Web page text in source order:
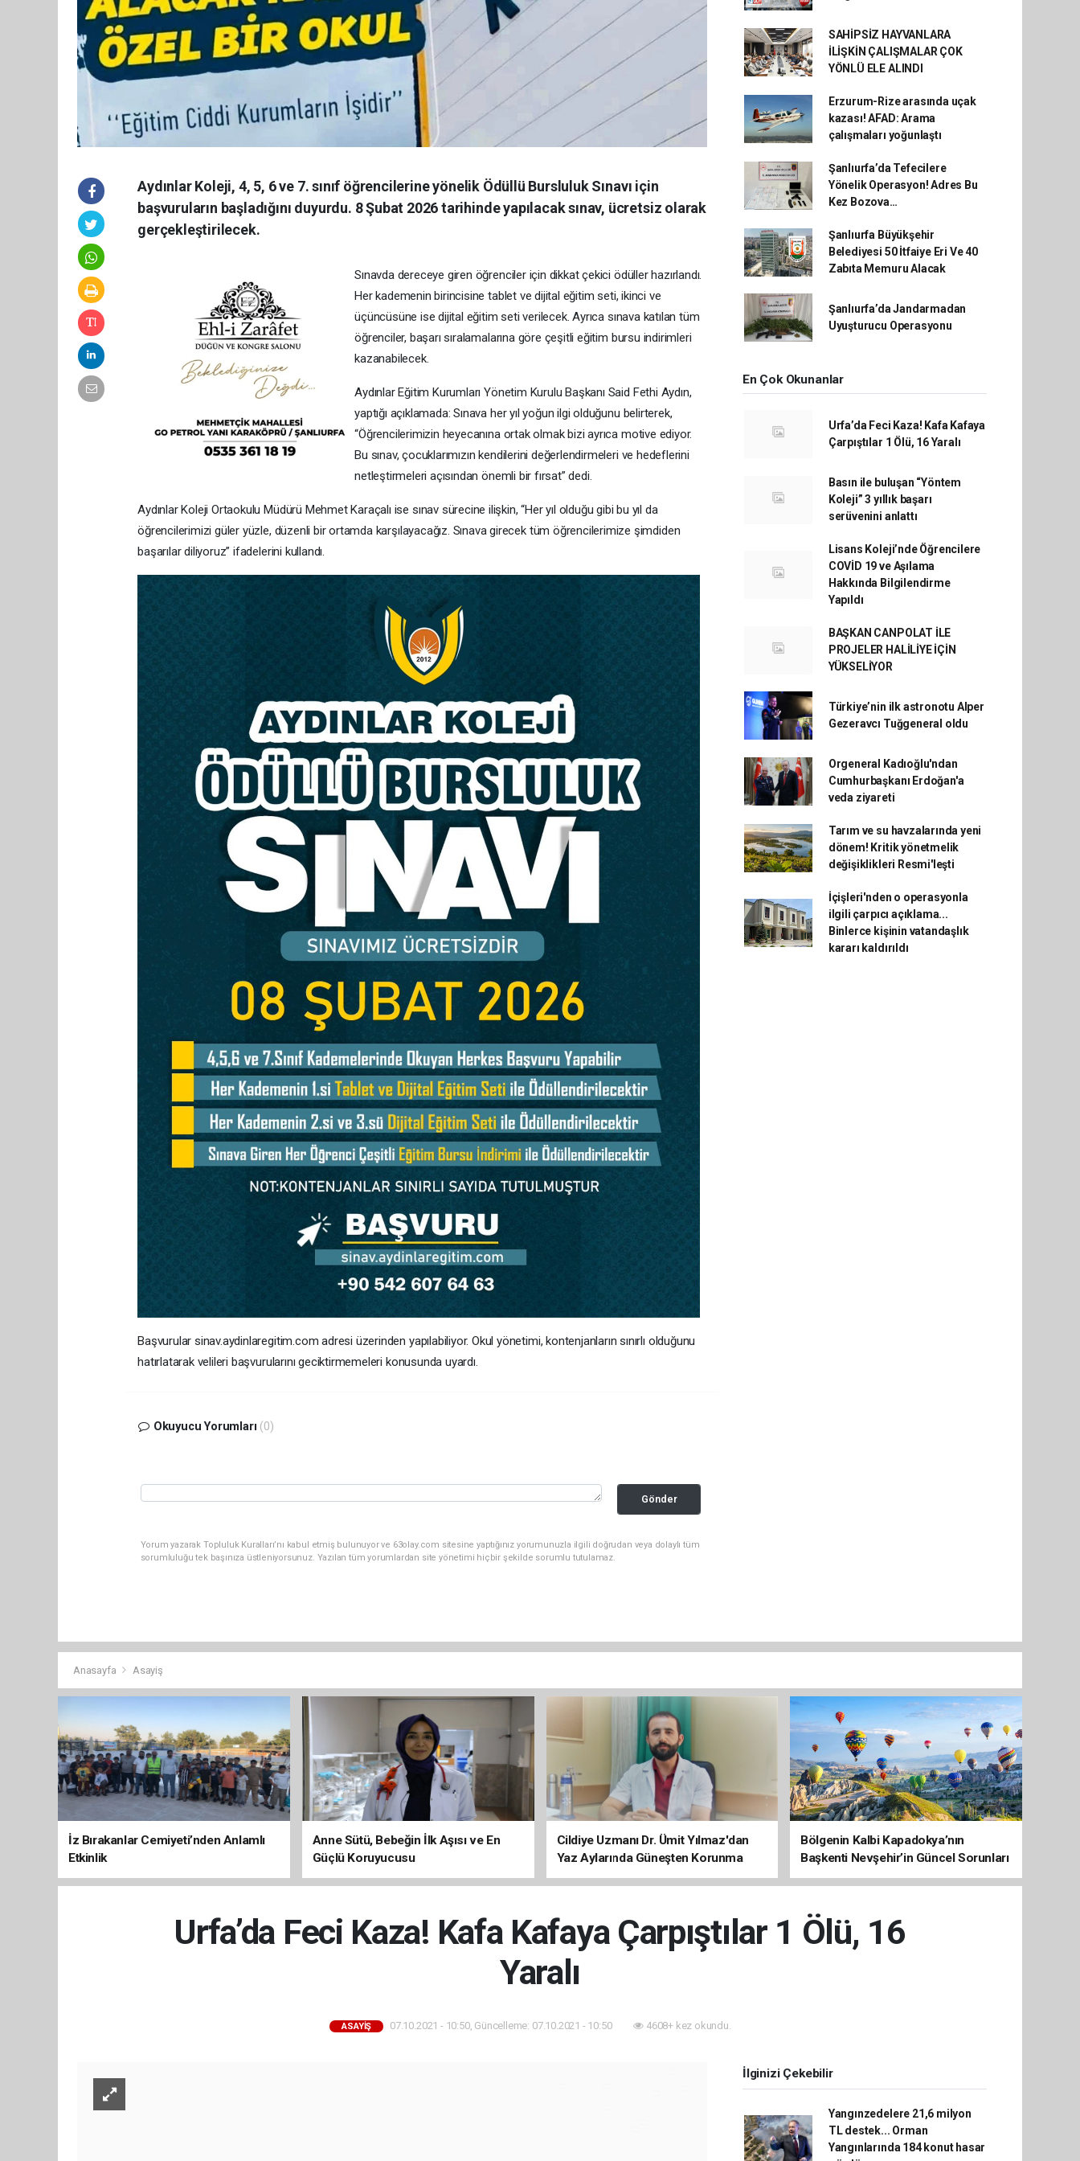
Aydınlar Koleji, 4, 5, 6 ve 7. sınıf öğrencilerine yönelik Ödüllü Bursluluk Sınavı için
başvuruların başladığını duyurdu. 8 Şubat 2026 tarihinde yapılacak sınav, ücretsiz olarak
gerçekleştirilecek.
Sınavda dereceye giren öğrenciler için dikkat çekici ödüller hazırlandı.
Her kademenin birincisine tablet ve dijital eğitim seti, ikinci ve
üçüncüsüne ise dijital eğitim seti verilecek. Ayrıca sınava katılan tüm
öğrenciler, başarı sıralamalarına göre çeşitli eğitim bursu indirimleri
kazanabilecek.
Aydınlar Eğitim Kurumları Yönetim Kurulu Başkanı Said Fethi Aydın,
yaptığı açıklamada: Sınava her yıl yoğun ilgi olduğunu belirterek,
“Öğrencilerimizin heyecanına ortak olmak bizi ayrıca motive ediyor.
Bu sınav, çocuklarımızın kendilerini değerlendirmeleri ve hedeflerini
netleştirmeleri açısından önemli bir fırsat” dedi.
Aydınlar Koleji Ortaokulu Müdürü Mehmet Karaçalı ise sınav sürecine ilişkin, “Her yıl olduğu gibi bu yıl da
öğrencilerimizi güler yüzle, düzenli bir ortamda karşılayacağız. Sınava girecek tüm öğrencilerimize şimdiden
başarılar diliyoruz” ifadelerini kullandı.
Başvurular sinav.aydinlaregitim.com adresi üzerinden yapılabiliyor. Okul yönetimi, kontenjanların sınırlı olduğunu
hatırlatarak velileri başvurularını geciktirmemeleri konusunda uyardı.
Okuyucu Yorumları (0)
Gönder
Yorum yazarak Topluluk Kuralları’nı kabul etmiş bulunuyor ve 63olay.com sitesine yaptığınız yorumunuzla ilgili doğrudan veya dolaylı tüm
sorumluluğu tek başınıza üstleniyorsunuz. Yazılan tüm yorumlardan site yönetimi hiçbir şekilde sorumlu tutulamaz.
SAHİPSİZ HAYVANLARA
İLİŞKİN ÇALIŞMALAR ÇOK
YÖNLÜ ELE ALINDI
Erzurum-Rize arasında uçak
kazası! AFAD: Arama
çalışmaları yoğunlaştı
Şanlıurfa’da Tefecilere
Yönelik Operasyon! Adres Bu
Kez Bozova…
Şanlıurfa Büyükşehir
Belediyesi 50 İtfaiye Eri Ve 40
Zabıta Memuru Alacak
Şanlıurfa’da Jandarmadan
Uyuşturucu Operasyonu
En Çok Okunanlar
Urfa’da Feci Kaza! Kafa Kafaya
Çarpıştılar 1 Ölü, 16 Yaralı
Basın ile buluşan “Yöntem
Koleji” 3 yıllık başarı
serüvenini anlattı
Lisans Koleji’nde Öğrencilere
COVİD 19 ve Aşılama
Hakkında Bilgilendirme
Yapıldı
BAŞKAN CANPOLAT İLE
PROJELER HALİLİYE İÇİN
YÜKSELİYOR
Türkiye’nin ilk astronotu Alper
Gezeravcı Tuğgeneral oldu
Orgeneral Kadıoğlu'ndan
Cumhurbaşkanı Erdoğan'a
veda ziyareti
Tarım ve su havzalarında yeni
dönem! Kritik yönetmelik
değişiklikleri Resmi'leşti
İçişleri'nden o operasyonla
ilgili çarpıcı açıklama...
Binlerce kişinin vatandaşlık
kararı kaldırıldı
Anasayfa Asayiş
İz Bırakanlar Cemiyeti’nden Anlamlı
Etkinlik
Anne Sütü, Bebeğin İlk Aşısı ve En
Güçlü Koruyucusu
Cildiye Uzmanı Dr. Ümit Yılmaz'dan
Yaz Aylarında Güneşten Korunma
Uyarısı
Bölgenin Kalbi Kapadokya’nın
Başkenti Nevşehir’in Güncel Sorunları
ve Çözüm Haritası
Urfa’da Feci Kaza! Kafa Kafaya Çarpıştılar 1 Ölü, 16
Yaralı
ASAYIŞ 07.10.2021 - 10:50, Güncelleme: 07.10.2021 - 10:50 4608+ kez okundu.
İlginizi Çekebilir
Yangınzedelere 21,6 milyon
TL destek... Orman
Yangınlarında 184 konut hasar